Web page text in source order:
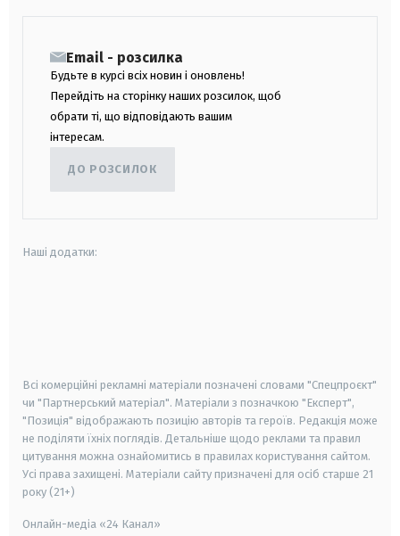
Email - розсилка
Будьте в курсі всіх новин і оновлень!
Перейдіть на сторінку наших розсилок, щоб
обрати ті, що відповідають вашим
інтересам.
ДО РОЗСИЛОК
Наші додатки:
Всі комерційні рекламні матеріали позначені словами "Спецпроєкт"
чи "Партнерський матеріал". Матеріали з позначкою "Експерт",
"Позиція" відображають позицію авторів та героїв. Редакція може
не поділяти їхніх поглядів. Детальніше щодо реклами та правил
цитування можна ознайомитись в правилах користування сайтом.
Усі права захищені. Матеріали сайту призначені для осіб старше 21
року (21+)
Онлайн-медіа «24 Канал»